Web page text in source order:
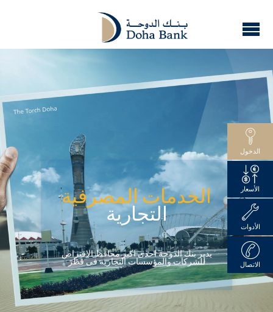
الخدمات المصرفية
التجارية
يدير بنك الدوحة احدى اكبر محافظ الاقتراض
للشركات والمؤسسات التجارية فى قطر
الدخول
الأسعار
الأدوات
الاتصال